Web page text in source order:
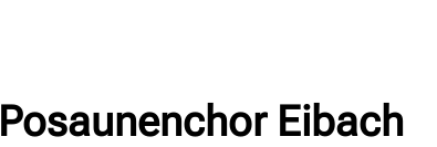
Posaunenchor Eibach